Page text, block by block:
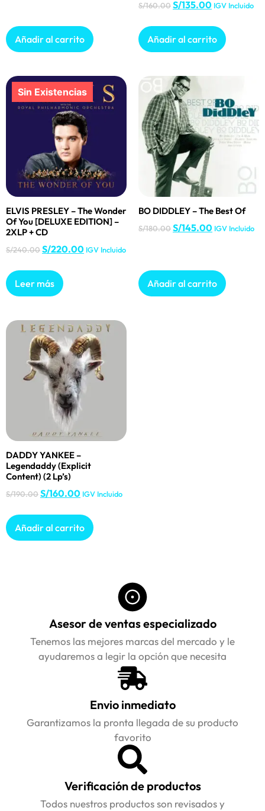
Añadir al carrito
S/160.00S/135.00 IGV Incluido
Añadir al carrito
ELVIS PRESLEY – The Wonder
Of You [DELUXE EDITION] –
2XLP + CD
S/240.00S/220.00 IGV Incluido
Leer más
BO DIDDLEY – The Best Of
S/180.00S/145.00 IGV Incluido
Añadir al carrito
DADDY YANKEE –
Legendaddy (Explicit
Content) (2 Lp’s)
S/190.00S/160.00 IGV Incluido
Añadir al carrito
Asesor de ventas especializado
Tenemos las mejores marcas del mercado y le
ayudaremos a legir la opción que necesita
Envio inmediato
Garantizamos la pronta llegada de su producto
favorito
Verificación de productos
Todos nuestros productos son revisados y